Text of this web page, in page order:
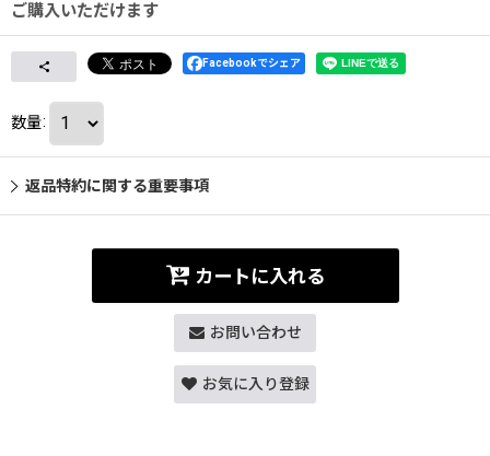
ご購入いただけます
Facebookでシェア
数量:
返品特約に関する重要事項
カートに入れる
お問い合わせ
お気に入り登録